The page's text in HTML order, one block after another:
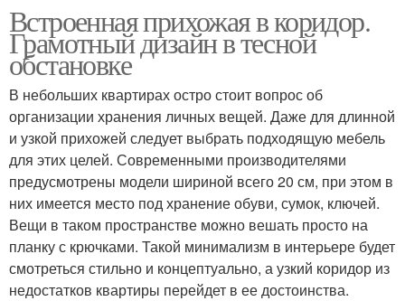
Встроенная прихожая в коридор.
Грамотный дизайн в тесной
обстановке
В небольших квартирах остро стоит вопрос об
организации хранения личных вещей. Даже для длинной
и узкой прихожей следует выбрать подходящую мебель
для этих целей. Современными производителями
предусмотрены модели шириной всего 20 см, при этом в
них имеется место под хранение обуви, сумок, ключей.
Вещи в таком пространстве можно вешать просто на
планку с крючками. Такой минимализм в интерьере будет
смотреться стильно и концептуально, а узкий коридор из
недостатков квартиры перейдет в ее достоинства.